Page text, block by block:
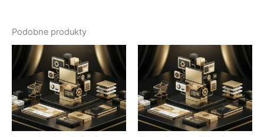
Podobne produkty